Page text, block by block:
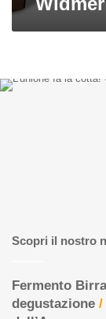
Scopri il nostro
Fermento Birra
degustazione /